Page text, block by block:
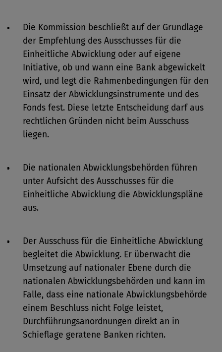
Die Kommission beschließt auf der Grundlage
der Empfehlung des Ausschusses für die
Einheitliche Abwicklung oder auf eigene
Initiative, ob und wann eine Bank abgewickelt
wird, und legt die Rahmenbedingungen für den
Einsatz der Abwicklungsinstrumente und des
Fonds fest. Diese letzte Entscheidung darf aus
rechtlichen Gründen nicht beim Ausschuss
liegen.
Die nationalen Abwicklungsbehörden führen
unter Aufsicht des Ausschusses für die
Einheitliche Abwicklung die Abwicklungspläne
aus.
Der Ausschuss für die Einheitliche Abwicklung
begleitet die Abwicklung. Er überwacht die
Umsetzung auf nationaler Ebene durch die
nationalen Abwicklungsbehörden und kann im
Falle, dass eine nationale Abwicklungsbehörde
einem Beschluss nicht Folge leistet,
Durchführungsanordnungen direkt an in
Schieflage geratene Banken richten.